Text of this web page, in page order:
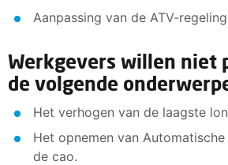
Aanpassing van de ATV-
Werkgevers willen niet
de volgende
Het verhogen van de laagste
Het opnemen van
de cao.